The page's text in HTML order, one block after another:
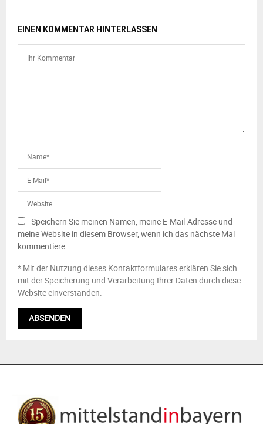
EINEN KOMMENTAR HINTERLASSEN
Speichern Sie meinen Namen, meine E-Mail-Adresse und
meine Website in diesem Browser, wenn ich das nächste Mal
kommentiere.
* Mit der Nutzung dieses Kontaktformulares erklären Sie sich
mit der Speicherung und Verarbeitung Ihrer Daten durch diese
Website einverstanden.